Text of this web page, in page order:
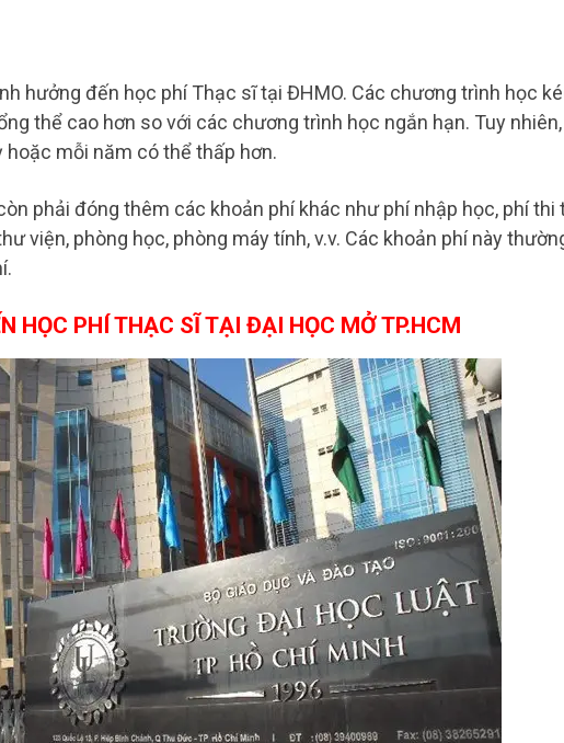
hưởng đến học phí Thạc sĩ tại ĐHMO. Các chương trình học
thể cao hơn so với các chương trình học ngắn hạn. Tuy nhiên,
mỗi năm có thể thấp hơn.
phải đóng thêm các khoản phí khác như phí nhập học, phí thi
viện, phòng học, phòng máy tính, v.v. Các khoản phí này
HỌC PHÍ THẠC SĨ TẠI ĐẠI HỌC MỞ TP.HCM